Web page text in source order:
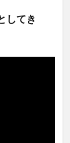
してき